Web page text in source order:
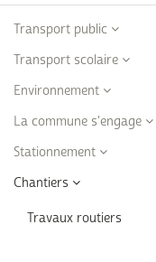
Transport public
Transport scolaire
Environnement
La commune s'engage
Stationnement
Chantiers
Travaux routiers